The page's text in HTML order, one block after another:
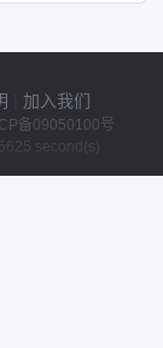
加入我们
备09050100号
second(s)